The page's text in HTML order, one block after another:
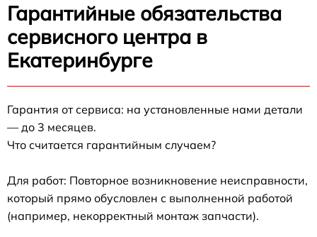
Гарантийные обязательства
сервисного центра в
Екатеринбурге
Гарантия от сервиса: на установленные нами детали
— до 3 месяцев.
Что считается гарантийным случаем?
Для работ: Повторное возникновение неисправности,
который прямо обусловлен с выполненной работой
(например, некорректный монтаж запчасти).